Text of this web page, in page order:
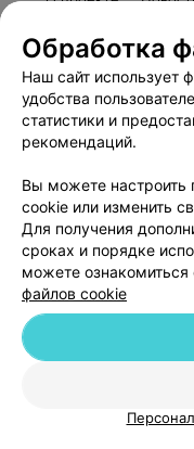
© 2026 ООО «Артокс Лаб»,
г. Минск, улица
Служба
Обработка
Наш сайт использует
удобства
статистики и
рекомендаций.
Вы можете настроить
cookie или изменить
Для получения
сроках и порядке
можете ознакомиться
файлов cookie